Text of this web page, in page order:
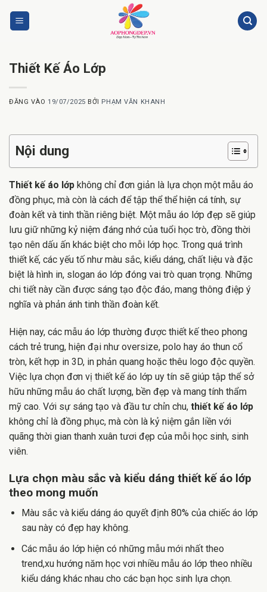
Thiết Kế Áo Lớp
ĐĂNG VÀO 19/07/2025 BỞI PHẠM VĂN KHANH
Nội dung
Thiết kế áo lớp không chỉ đơn giản là lựa chọn một mẫu áo
đồng phục, mà còn là cách để tập thể thể hiện cá tính, sự
đoàn kết và tinh thần riêng biệt. Một mẫu áo lớp đẹp sẽ giúp
lưu giữ những kỷ niệm đáng nhớ của tuổi học trò, đồng thời
tạo nên dấu ấn khác biệt cho mỗi lớp học. Trong quá trình
thiết kế, các yếu tố như màu sắc, kiểu dáng, chất liệu và đặc
biệt là hình in, slogan áo lớp đóng vai trò quan trọng. Những
chi tiết này cần được sáng tạo độc đáo, mang thông điệp ý
nghĩa và phản ánh tinh thần đoàn kết.
Hiện nay, các mẫu áo lớp thường được thiết kế theo phong
cách trẻ trung, hiện đại như oversize, polo hay áo thun cổ
tròn, kết hợp in 3D, in phản quang hoặc thêu logo độc quyền.
Việc lựa chọn đơn vị thiết kế áo lớp uy tín sẽ giúp tập thể sở
hữu những mẫu áo chất lượng, bền đẹp và mang tính thẩm
mỹ cao. Với sự sáng tạo và đầu tư chỉn chu, thiết kế áo lớp
không chỉ là đồng phục, mà còn là kỷ niệm gắn liền với
quãng thời gian thanh xuân tươi đẹp của mỗi học sinh, sinh
viên.
Lựa chọn màu sắc và kiểu dáng thiết kế áo lớp
theo mong muốn
Màu sắc và kiểu dáng áo quyết định 80% của chiếc áo lớp
sau này có đẹp hay không.
Các mẫu áo lớp hiện có những mẫu mới nhất theo
trend,xu hướng năm học vơi nhiều mẫu áo lớp theo nhiều
kiểu dáng khác nhau cho các bạn học sinh lựa chọn.